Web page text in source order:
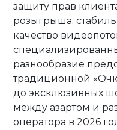
защиту прав
розыгрыша;
качество
разнообразие
традиционной
до эксклюзивных
между азартом и
оператора в 2026